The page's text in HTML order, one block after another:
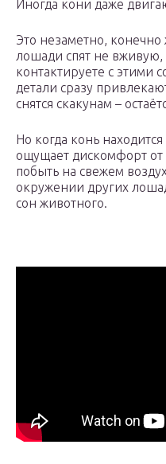
Иногда кони даже
Это незаметно,
лошади спят не вживую,
контактируете с этими
детали сразу
снятся скакунам –
Но когда конь
ощущает дискомфорт от
побыть на свежем
окружении других
сон животного.